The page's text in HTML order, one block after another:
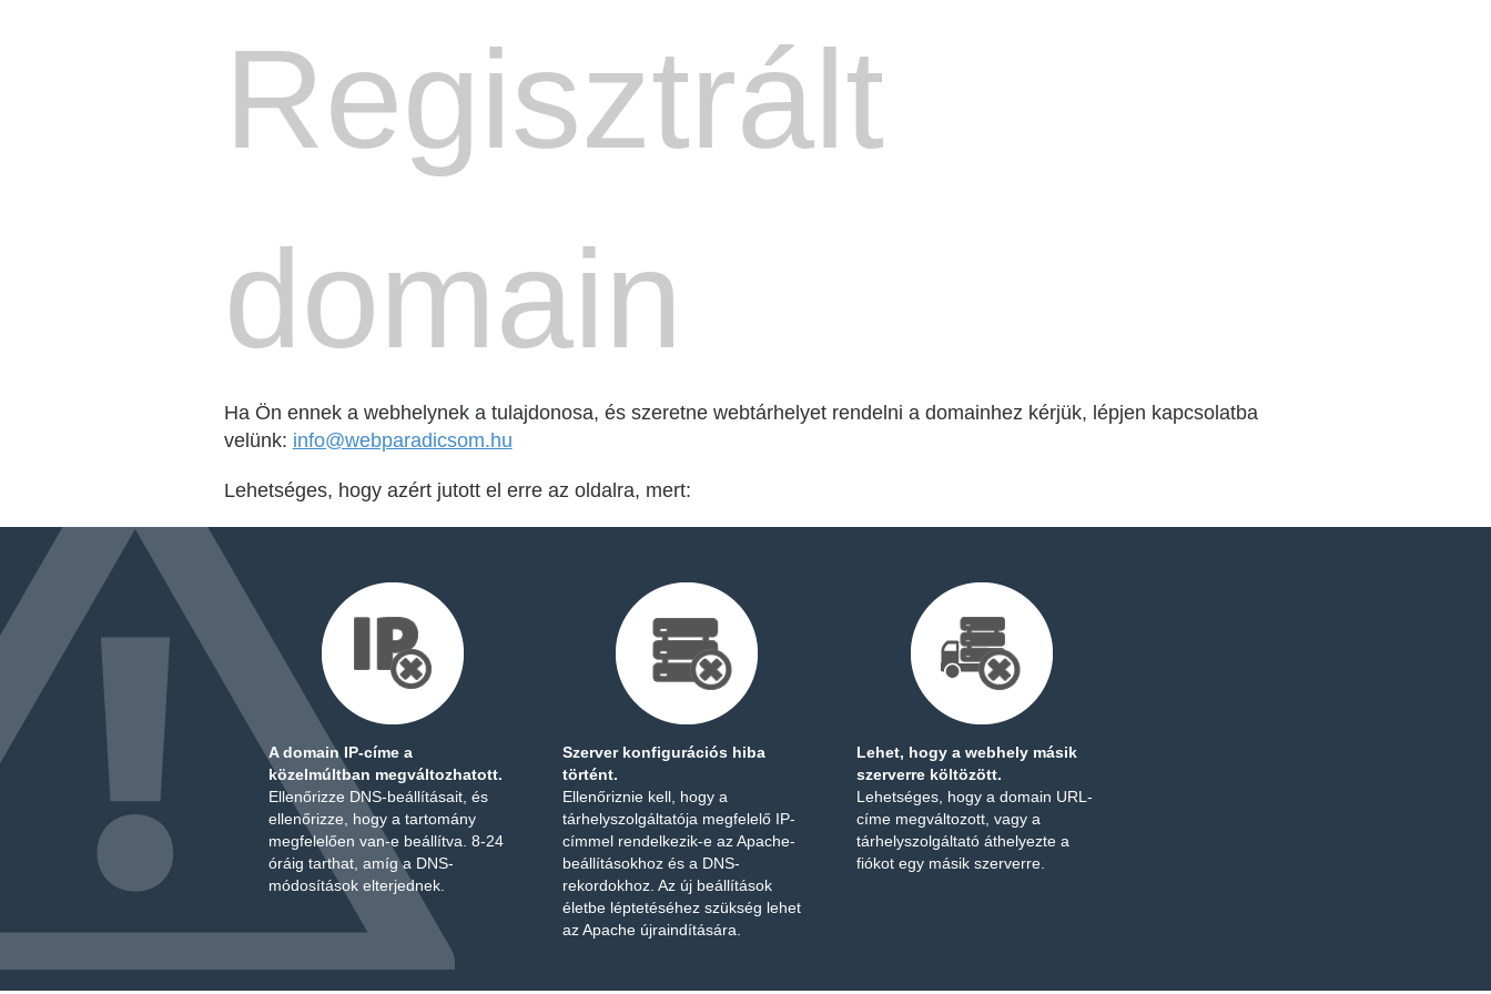
Regisztrált
domain
Ha Ön ennek a webhelynek a tulajdonosa, és szeretne webtárhelyet rendelni a domainhez kérjük, lépjen kapcsolatba
velünk: info@webparadicsom.hu
Lehetséges, hogy azért jutott el erre az oldalra, mert:
A domain IP-címe a
közelmúltban megváltozhatott.
Ellenőrizze DNS-beállításait, és
ellenőrizze, hogy a tartomány
megfelelően van-e beállítva. 8-24
óráig tarthat, amíg a DNS-
módosítások elterjednek.
Szerver konfigurációs hiba
történt.
Ellenőriznie kell, hogy a
tárhelyszolgáltatója megfelelő IP-
címmel rendelkezik-e az Apache-
beállításokhoz és a DNS-
rekordokhoz. Az új beállítások
életbe léptetéséhez szükség lehet
az Apache újraindítására.
Lehet, hogy a webhely másik
szerverre költözött.
Lehetséges, hogy a domain URL-
címe megváltozott, vagy a
tárhelyszolgáltató áthelyezte a
fiókot egy másik szerverre.